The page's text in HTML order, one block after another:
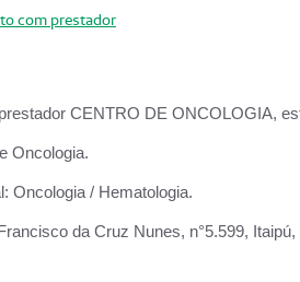
com prestador
CENTRO DE ONCOLOGIA,
Oncologia.
Oncologia / Hematologia.
da Cruz Nunes, n°5.599,